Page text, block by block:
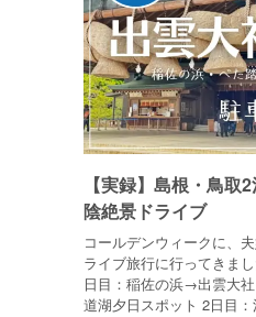
【実録】島根・鳥
陰絶景ドライブ
コールデンウィークに、
ライブ旅行に行ってきま
日目：稲佐の浜→出雲大
道湖夕日スポット 2日目